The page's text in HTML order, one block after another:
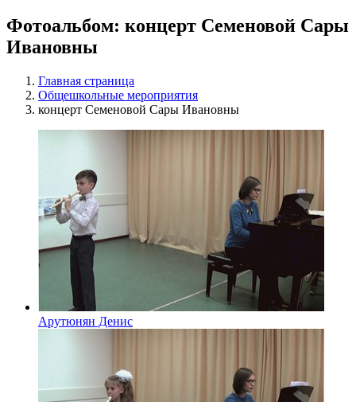
Фотоальбом: концерт Семеновой Сары
Ивановны
Главная страница
Общешкольные мероприятия
концерт Семеновой Сары Ивановны
Арутюнян Денис